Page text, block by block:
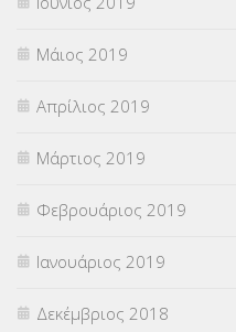
Μάιος 2019
Απρίλιος 2019
Μάρτιος 2019
Φεβρουάριος 2019
Ιανουάριος 2019
Δεκέμβριος 2018